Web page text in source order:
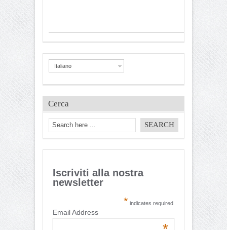
Italiano
Cerca
Iscriviti alla nostra
newsletter
* indicates required
Email Address